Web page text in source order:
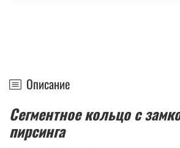
Описание
Сегментное кольцо с
пирсинга